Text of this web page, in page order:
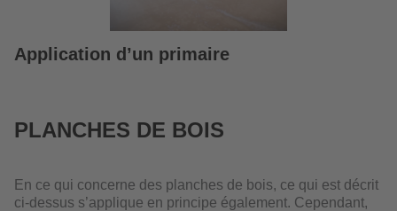
Application d’un primaire
PLANCHES DE BOIS
En ce qui concerne des planches de bois, ce qui est décrit
ci-dessus s’applique en principe également. Cependant,